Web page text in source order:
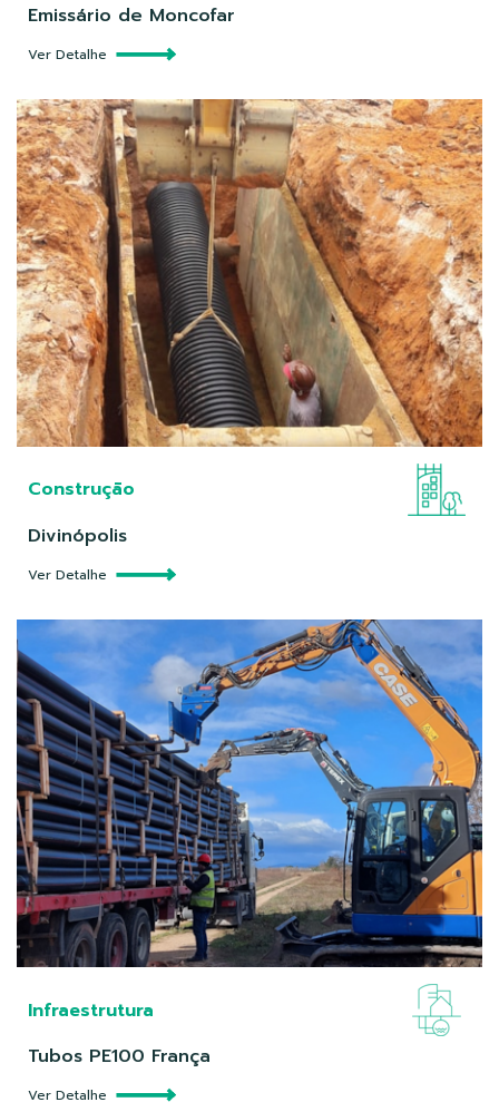
Emissário de Moncofar
Ver Detalhe
Construção
Divinópolis
Ver Detalhe
Infraestrutura
Tubos PE100 França
Ver Detalhe